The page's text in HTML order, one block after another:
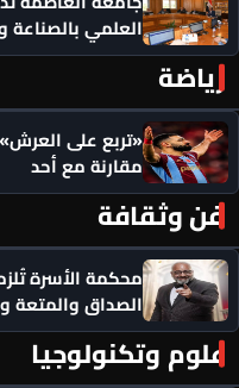
العلمي
رياضة
«تربع على
مقارنة مع أحد
فن وثقافة
محكمة الأسرة
الصداق والمتعة
علوم وتكنولوجيا